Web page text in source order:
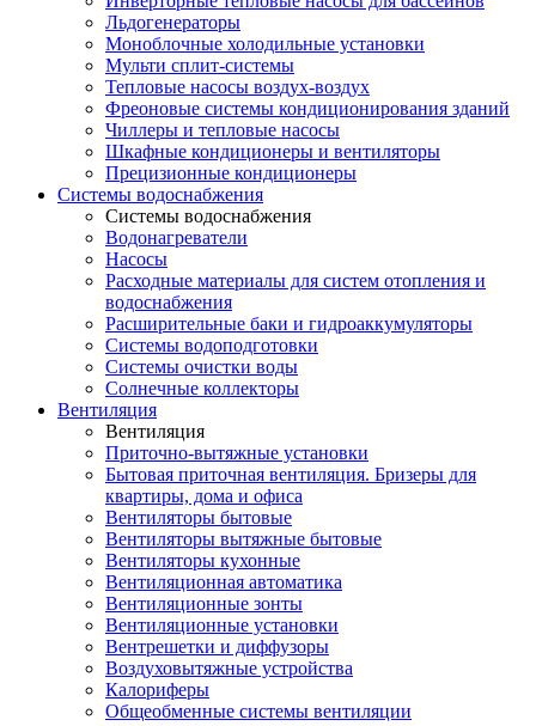
Льдогенераторы
Моноблочные холодильные установки
Мульти сплит-системы
Тепловые насосы воздух-воздух
Фреоновые системы кондиционирования зданий
Чиллеры и тепловые насосы
Шкафные кондиционеры и вентиляторы
Прецизионные кондиционеры
Системы водоснабжения
Системы водоснабжения
Водонагреватели
Насосы
Расходные материалы для систем отопления и
водоснабжения
Расширительные баки и гидроаккумуляторы
Системы водоподготовки
Системы очистки воды
Солнечные коллекторы
Вентиляция
Вентиляция
Приточно-вытяжные установки
Бытовая приточная вентиляция. Бризеры для
квартиры, дома и офиса
Вентиляторы бытовые
Вентиляторы вытяжные бытовые
Вентиляторы кухонные
Вентиляционная автоматика
Вентиляционные зонты
Вентиляционные установки
Вентрешетки и диффузоры
Воздуховытяжные устройства
Калориферы
Общеобменные системы вентиляции